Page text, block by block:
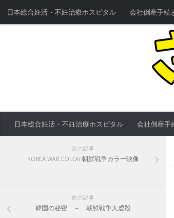
日本総合妊活・不妊治療ホスピタル 会社倒産手続
日本総合妊活・不妊治療ホスピタル 会社倒産手
次の記事
KOREA WAR COLOR 朝鮮戦争カラー映像
前の記事
韓国の秘密 － 朝鮮戦争大虐殺